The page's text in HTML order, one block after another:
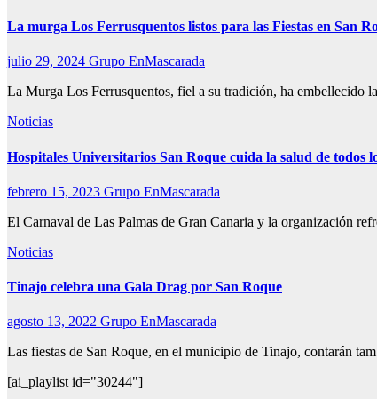
La murga Los Ferrusquentos listos para las Fiestas en San
julio 29, 2024 Grupo EnMascarada
La Murga Los Ferrusquentos, fiel a su tradición, ha embellecido
Noticias
Hospitales Universitarios San Roque cuida la salud de todos
febrero 15, 2023 Grupo EnMascarada
El Carnaval de Las Palmas de Gran Canaria y la organización
Noticias
Tinajo celebra una Gala Drag por San Roque
agosto 13, 2022 Grupo EnMascarada
Las fiestas de San Roque, en el municipio de Tinajo, contarán
[ai_playlist id="30244"]